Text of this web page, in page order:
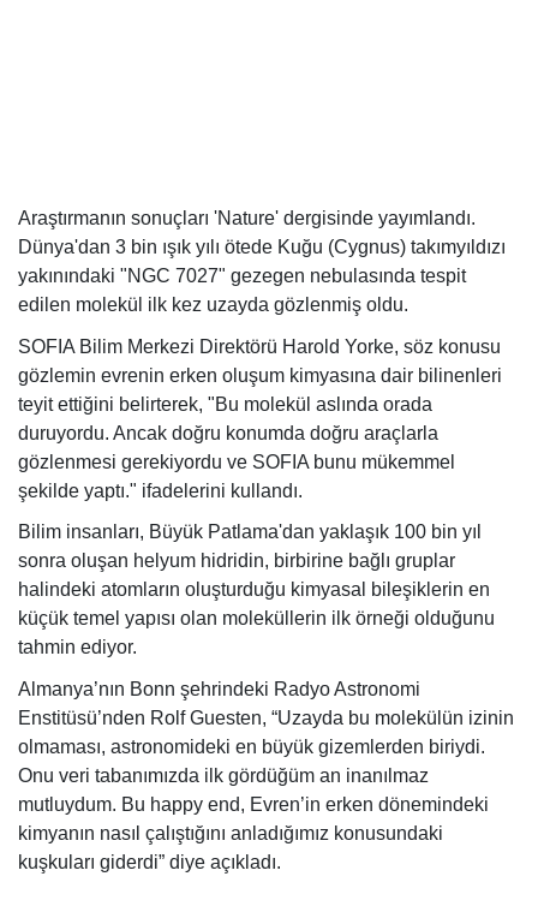
Araştırmanın sonuçları 'Nature' dergisinde yayımlandı.
Dünya'dan 3 bin ışık yılı ötede Kuğu (Cygnus) takımyıldızı
yakınındaki "NGC 7027" gezegen nebulasında tespit
edilen molekül ilk kez uzayda gözlenmiş oldu.
SOFIA Bilim Merkezi Direktörü Harold Yorke, söz konusu
gözlemin evrenin erken oluşum kimyasına dair bilinenleri
teyit ettiğini belirterek, "Bu molekül aslında orada
duruyordu. Ancak doğru konumda doğru araçlarla
gözlenmesi gerekiyordu ve SOFIA bunu mükemmel
şekilde yaptı." ifadelerini kullandı.
Bilim insanları, Büyük Patlama'dan yaklaşık 100 bin yıl
sonra oluşan helyum hidridin, birbirine bağlı gruplar
halindeki atomların oluşturduğu kimyasal bileşiklerin en
küçük temel yapısı olan moleküllerin ilk örneği olduğunu
tahmin ediyor.
​Almanya’nın Bonn şehrindeki Radyo Astronomi
Enstitüsü’nden Rolf Guesten, “Uzayda bu molekülün izinin
olmaması, astronomideki en büyük gizemlerden biriydi.
Onu veri tabanımızda ilk gördüğüm an inanılmaz
mutluydum. Bu happy end, Evren’in erken dönemindeki
kimyanın nasıl çalıştığını anladığımız konusundaki
kuşkuları giderdi” diye açıkladı.